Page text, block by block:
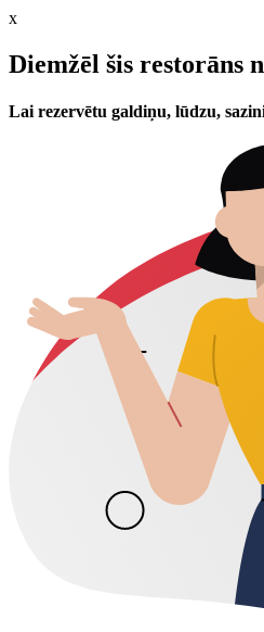
x
Diemžēl šis restorāns
Lai rezervētu galdiņu, lūdzu,